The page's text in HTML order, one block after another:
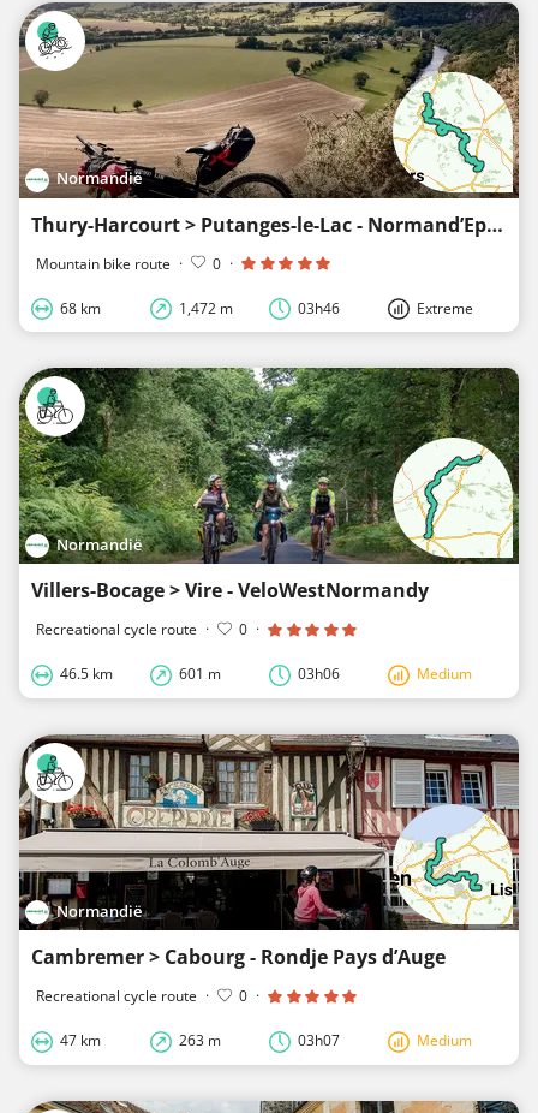
Normandië
Thury-Harcourt > Putanges-le-Lac - Normand’Epik MTB
Mountain bike route · 0 ·
68 km 1,472 m 03h46 Extreme
Normandië
Villers-Bocage > Vire - VeloWestNormandy
Recreational cycle route · 0 ·
46.5 km 601 m 03h06 Medium
Normandië
Cambremer > Cabourg - Rondje Pays d’Auge
Recreational cycle route · 0 ·
47 km 263 m 03h07 Medium